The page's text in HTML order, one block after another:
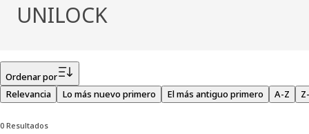
UNILOCK
Ordenar por
Relevancia
Lo más nuevo primero El más antiguo primero A-Z
0 Resultados